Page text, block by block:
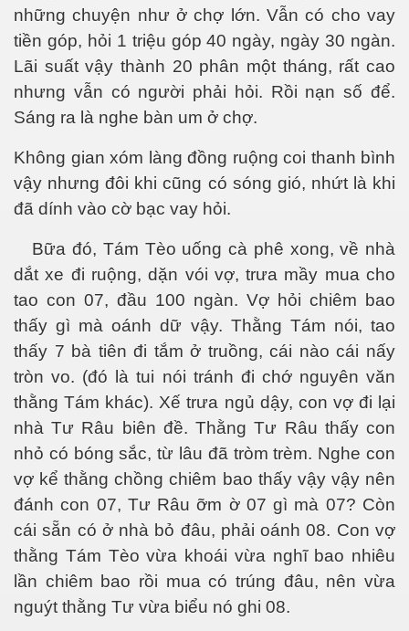
những chuyện như ở chợ lớn. Vẫn có cho vay
tiền góp, hỏi 1 triệu góp 40 ngày, ngày 30 ngàn.
Lãi suất vậy thành 20 phân một tháng, rất cao
nhưng vẫn có người phải hỏi. Rồi nạn số để.
Sáng ra là nghe bàn um ở chợ.
Không gian xóm làng đồng ruộng coi thanh bình
vậy nhưng đôi khi cũng có sóng gió, nhứt là khi
đã dính vào cờ bạc vay hỏi.
Bữa đó, Tám Tèo uống cà phê xong, về nhà
dắt xe đi ruộng, dặn vói vợ, trưa mầy mua cho
tao con 07, đầu 100 ngàn. Vợ hỏi chiêm bao
thấy gì mà oánh dữ vậy. Thằng Tám nói, tao
thấy 7 bà tiên đi tắm ở truồng, cái nào cái nấy
tròn vo. (đó là tui nói tránh đi chớ nguyên văn
thằng Tám khác). Xế trưa ngủ dậy, con vợ đi lại
nhà Tư Râu biên đề. Thằng Tư Râu thấy con
nhỏ có bóng sắc, từ lâu đã tròm trèm. Nghe con
vợ kể thằng chồng chiêm bao thấy vậy vậy nên
đánh con 07, Tư Râu ỡm ờ 07 gì mà 07? Còn
cái sẵn có ở nhà bỏ đâu, phải oánh 08. Con vợ
thằng Tám Tèo vừa khoái vừa nghĩ bao nhiêu
lần chiêm bao rồi mua có trúng đâu, nên vừa
nguýt thằng Tư vừa biểu nó ghi 08.
25
26
27
28
29